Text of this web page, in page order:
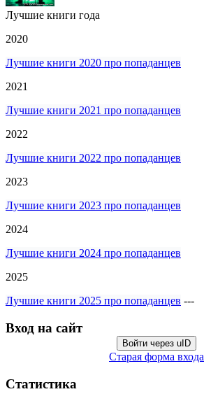
Лучшие книги года
2020
Лучшие книги 2020 про попаданцев
2021
Лучшие книги 2021 про попаданцев
2022
Лучшие книги 2022 про попаданцев
2023
Лучшие книги 2023 про попаданцев
2024
Лучшие книги 2024 про попаданцев
2025
Лучшие книги 2025 про попаданцев ---
Вход на сайт
Войти через uID
Старая форма входа
Статистика